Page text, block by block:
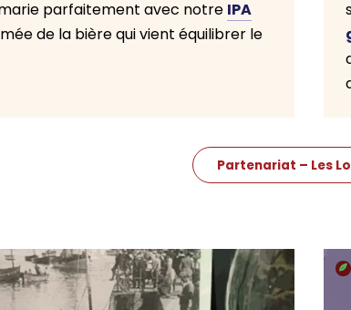
parfaitement avec notre IPA
de la bière qui vient équilibrer le
Partenariat – Les